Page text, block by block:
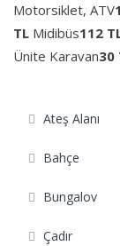
Motorsiklet, ATV
TL Midibüs112
Ünite Karavan30
Ateş Alanı
Bahçe
Bungalov
Çadır